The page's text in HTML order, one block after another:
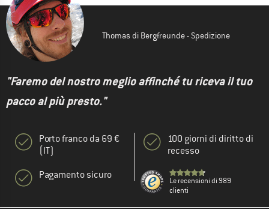
Thomas di Bergfreunde - Spedizione
"Faremo del nostro meglio affinché tu riceva il tuo
pacco al più presto."
Porto franco da 69 €
(IT)
Pagamento sicuro
100 giorni di diritto di
recesso
Le recensioni di 989
clienti